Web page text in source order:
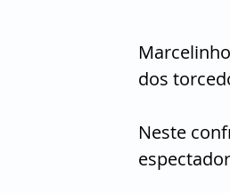
dos
Neste